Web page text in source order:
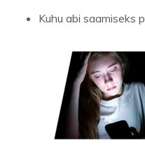
Kuhu abi saamiseks